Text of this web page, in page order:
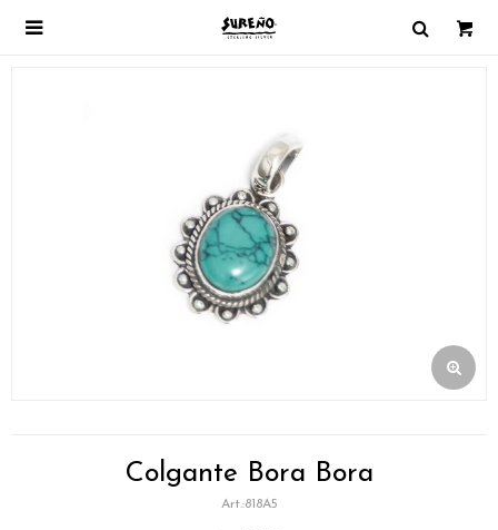

Colgante Bora Bora
818A5